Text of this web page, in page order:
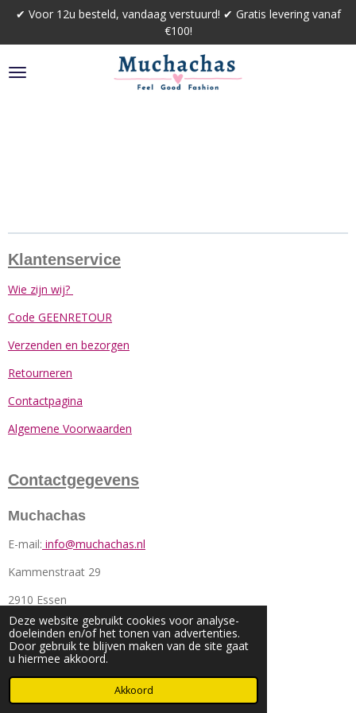
Deze website gebruikt cookies voor analyse-
doeleinden en/of het tonen van advertenties.
Door gebruik te blijven maken van de site gaat
u hiermee akkoord.
Akkoord
Ga
naar
de
hoofdinhoud
✔ Voor 12u besteld, vandaag verstuurd! ✔ Gratis levering vanaf
€100!
Klantenservice
Wie zijn wij?
Code GEENRETOUR
Verzenden en bezorgen
Retourneren
Contactpagina
Algemene Voorwaarden
Contactgegevens
Muchachas
E-mail: info@muchachas.nl
Kammenstraat 29
2910 Essen
België